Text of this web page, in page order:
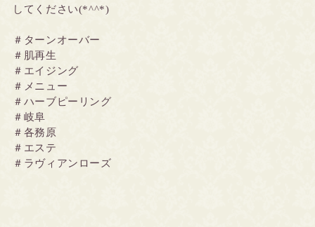
してください(*^^*)
＃ターンオーバー
＃肌再生
＃エイジング
＃メニュー
＃ハーブピーリング
＃岐阜
＃各務原
＃エステ
＃ラヴィアンローズ